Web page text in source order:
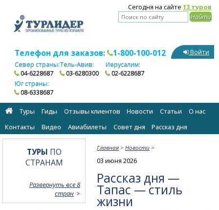
Сегодня на сайте 13 туров
Телефон для заказов: 1-800-100-012
Север страны:
04-6228687
Тель-Авив:
03-6280300
Иерусалим:
02-6228687
Юг страны:
08-6338687
Войти
Туры Гиды Отзывы клиентов Новости Статьи
О нас
Контакты
Видео Авиабилеты Cовет дня Рассказ дня
Главная >Новости >
03 июня 2026
Рассказ дня —
Тапас — стиль
жизни
ТУРЫ ПО
СТРАНАМ
Развернуть все 8
стран